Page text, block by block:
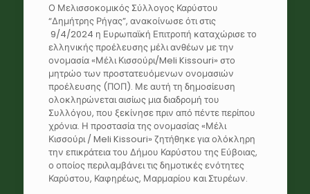
Ο Μελισσοκομικός Σύλλογος Καρύστου
“Δημήτρης Ρήγας”, ανακοίνωσε ότι στις
9/4/2024 η Ευρωπαϊκή Επιτροπή καταχώρισε το
ελληνικής προέλευσης μέλι ανθέων με την
ονομασία «Μέλι Κισσούρι/Meli Kissouri» στο
μητρώο των προστατευόμενων ονομασιών
προέλευσης (ΠΟΠ). Με αυτή τη δημοσίευση
ολοκληρώνεται αισίως μια διαδρομή του
Συλλόγου, που ξεκίνησε πριν από πέντε περίπου
χρόνια. Η προστασία της ονομασίας «Μέλι
Κισσούρι / Meli Kissouri» ζητήθηκε για ολόκληρη
την επικράτεια του Δήμου Καρύστου της Εύβοιας,
ο οποίος περιλαμβάνει τις δημοτικές ενότητες
Καρύστου, Καφηρέως, Μαρμαρίου και Στυρέων.